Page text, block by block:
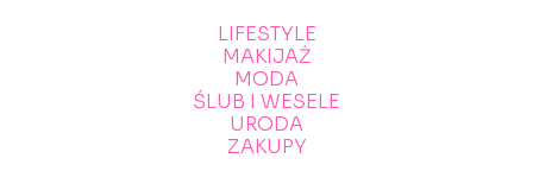
LIFESTYLE
MAKIJAŻ
MODA
ŚLUB I WESELE
URODA
ZAKUPY